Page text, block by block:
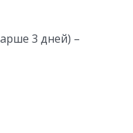
3 дней) –